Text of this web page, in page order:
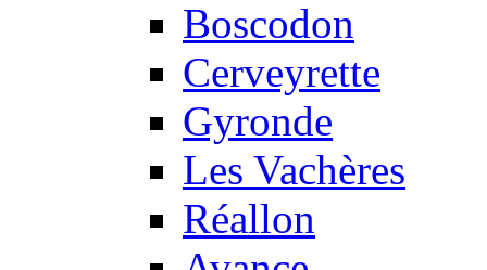
Boscodon
Cerveyrette
Gyronde
Les Vachères
Réallon